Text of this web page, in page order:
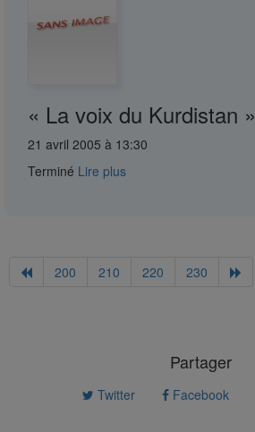
« La voix du Kurdistan »
21 avril 2005 à 13:30
Terminé Lire plus
200 210 220 230
Partager
Twitter Facebook